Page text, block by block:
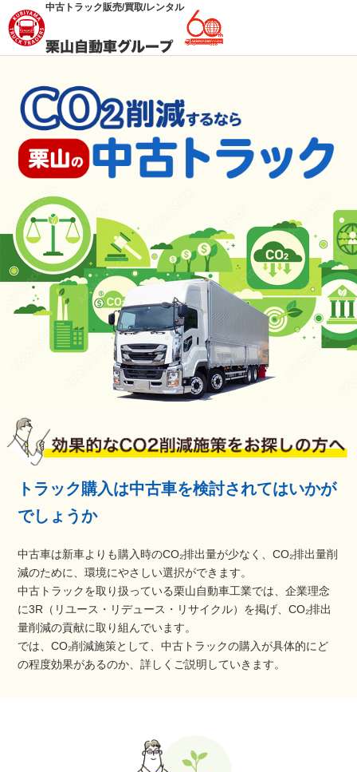
中古トラック販売/買取/レンタル
トラック購入は中古車を検討されてはいかが
でしょうか
中古車は新車よりも購入時のCO₂排出量が少なく、CO₂排出量削
減のために、環境にやさしい選択ができます。
中古トラックを取り扱っている栗山自動車工業では、企業理念
に3R（リユース・リデュース・リサイクル）を掲げ、CO₂排出
量削減の貢献に取り組んでいます。
では、CO₂削減施策として、中古トラックの購入が具体的にど
の程度効果があるのか、詳しくご説明していきます。